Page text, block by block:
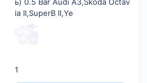
ia II,SuperB II,Ye
1